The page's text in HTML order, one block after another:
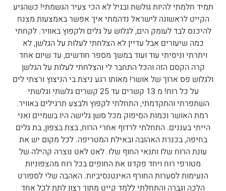
תמיד חלמתי להיות גולשת ובגיל לא הכי צעיר הגשמתי! כשהגיע
הקייט לראשונה לישראל נדהמתי איך אפשר באמצעות מצנח
להיכנס לבד לעומק הים, לגלוש על גלים ולקפוץ באוויר. לקחתי
כמה שיעורים אבל עדיין לא הצלחתי לעלות על הגלשן, לא
ויתרתי וניסיתי עוד ועוד במשך מספר חודשים, עד שיום אחד
קרה הקסם הזה והכל התחבר לי והצלחתי לעלות על הגלשן
ולגלוש פס ארוך של אושר! מאותו רגע ניצת בי הניצוץ ורצתי לים
על כל רוח! מ 13 קשרים עד 25 קשרים גלשתי וגלשתי
השתפרתי והתקדמתי, התחלתי לקפוץ ולבצע תרגילים באוויר.
רמת האושר וכמות הסיפוק מכל סשן גלישה היו בשמיים ואני
הייתי בעננים. התחלתי לרדוף אחרי הרוח, בצת בצפון, בת גלים
בחיפה, בכנרת האהובה ובאילת המטריפה. לכל מקום יש את
עונת הרוח שלו ותנאי החוף שלו. לאט לאט נוצרה קהילה של
מטורפי רוח ויחד פקדנו את החופים בכל רוח מהצפוניות
הנעימות לסערות החורף האינטנסיביות. האהבה שלי לספורט
הלכה וגברה והתחלתי ללמד קייט מתוך רצון לתת לכל אחד